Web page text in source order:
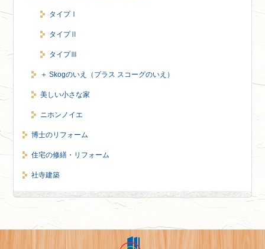
タイプⅠ
タイプⅡ
タイプⅢ
＋ Skogのいえ（プラス スコーグのいえ）
美しい小さな家
ニホンノイエ
博士のリフォーム
住宅の修繕・リフォーム
社寺建築